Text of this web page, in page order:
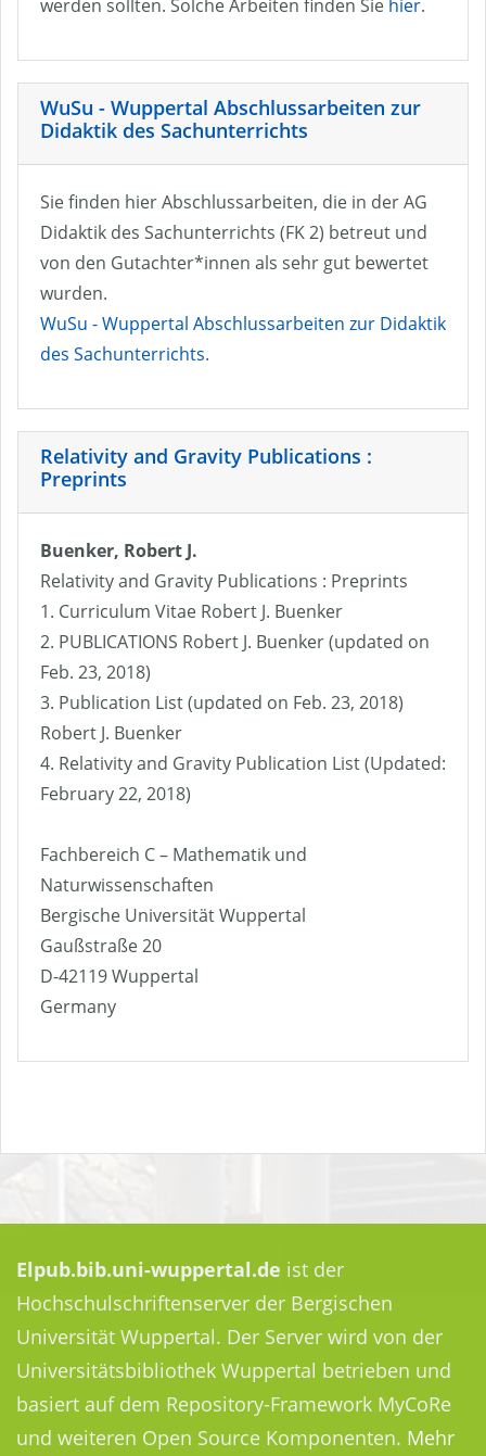
werden sollten. Solche Arbeiten finden Sie hier.
WuSu - Wuppertal Abschlussarbeiten zur
Didaktik des Sachunterrichts
Sie finden hier Abschlussarbeiten, die in der AG
Didaktik des Sachunterrichts (FK 2) betreut und
von den Gutachter*innen als sehr gut bewertet
wurden.
WuSu - Wuppertal Abschlussarbeiten zur Didaktik
des Sachunterrichts.
Relativity and Gravity Publications :
Preprints
Buenker, Robert J.
Relativity and Gravity Publications : Preprints
1. Curriculum Vitae Robert J. Buenker
2. PUBLICATIONS Robert J. Buenker (updated on
Feb. 23, 2018)
3. Publication List (updated on Feb. 23, 2018)
Robert J. Buenker
4. Relativity and Gravity Publication List (Updated:
February 22, 2018)
Fachbereich C – Mathematik und
Naturwissenschaften
Bergische Universität Wuppertal
Gaußstraße 20
D-42119 Wuppertal
Germany
Elpub.bib.uni-wuppertal.de ist der
Hochschulschriftenserver der Bergischen
Universität Wuppertal. Der Server wird von der
Universitätsbibliothek Wuppertal betrieben und
basiert auf dem Repository-Framework MyCoRe
und weiteren Open Source Komponenten. Mehr